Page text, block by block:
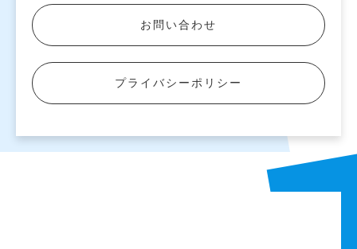
お問い合わせ
プライバシーポリシー